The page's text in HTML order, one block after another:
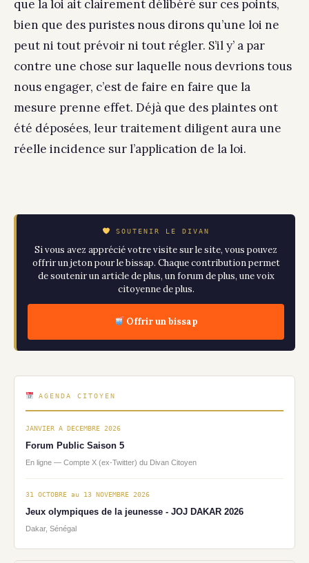
que la loi ait clairement délibéré sur ces points,
bien que des puristes nous dirons qu’une loi ne
peut ni tout prévoir ni tout régler. S’il y’ a par
contre une chose sur laquelle nous devrions tous
nous engager, c’est de faire en faire que la
mesure prenne effet. Déjà que des plaintes ont
été déposées, leur traitement diligent aura une
réelle incidence sur l’application de la loi.
SOUTENIR LE DIVAN
Si vous avez apprécié votre visite sur le site, vous pouvez
offrir un jeton pour le bissap. Chaque contribution permet
de soutenir un article de plus, un forum de plus, une voix
citoyenne de plus.
Offrir un bissap
AGENDA CITOYEN
JANVIER A DECEMBRE 2026
Forum Public Saison 5
En ligne — Compte X (ex-Twitter) du Divan Citoyen
31 OCTOBRE au 13 NOVEMBRE 2026
Jeux olympiques de la jeunesse - JOJ DAKAR 2026
Dakar, Sénégal